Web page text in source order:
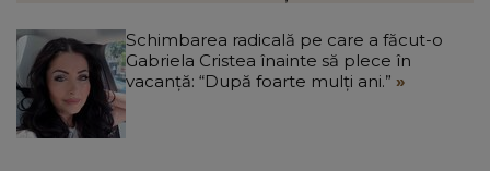
Schimbarea radicală pe care a făcut-o
Gabriela Cristea înainte să plece în
vacanță: “După foarte mulți ani.”